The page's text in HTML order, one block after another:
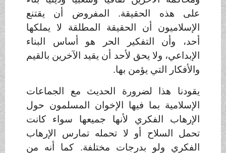
على هذه الحقيقة. المفروض أن يقتنع
الإسلاميون أن الحقيقة المطلقة لا يملكها
أحد، وأن التفكير الحر هو أساس البناء
الإبداعي، ولا يحق لأحد أن يقيد الآخرين بالقيم
والأفكار التي يؤمن بها .
يقودنا هذا لضرورة الحديث مع الجماعات
الإسلامية بما فيها الإخوان المسلمون حول
الإرهاب الفكري لأنها جميعها سواء كانت
تحمل السلاح أو لا تحمله تمارس الإرهاب
الفكري ولو بدرجات مختلفة. كما أنه من